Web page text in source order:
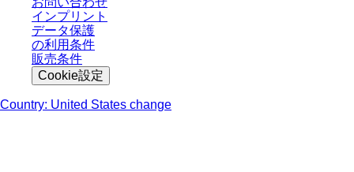
インプリント
データ保護
の利用条件
販売条件
Cookie設定
Country: United States change